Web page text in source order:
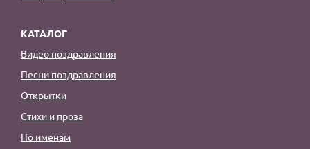
КАТАЛОГ
Видео поздравления
Песни поздравления
Открытки
Стихи и проза
По именам